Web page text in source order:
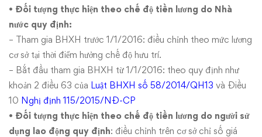
• Đối tượng thực hiện theo chế độ tiền lương do Nhà
nước quy định:
– Tham gia BHXH trước 1/1/2016: điều chỉnh theo mức lương
cơ sở tại thời điểm hưởng chế độ hưu trí.
– Bắt đầu tham gia BHXH từ 1/1/2016: theo quy định như
khoản 2 điều 63 của Luật BHXH số 58/2014/QH13 và Điều
10 Nghị định 115/2015/NĐ-CP
• Đối tượng thực hiện theo chế độ tiền lương do người sử
dụng lao động quy định: điều chỉnh trên cơ sở chỉ số giá